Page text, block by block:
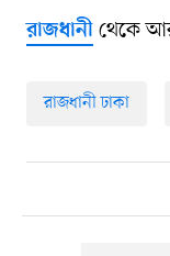
রাজধানীথেকে
রাজধানী ঢাকা